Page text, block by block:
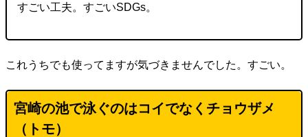
すごい工夫。すごいSDGs。
これうちでも使ってますが気づきませんでした。すごい。
宮崎の池で泳ぐのはコイでなくチョウザメ
（ トモ）